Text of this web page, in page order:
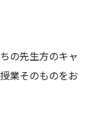
の先生方のキャ
業そのものをお